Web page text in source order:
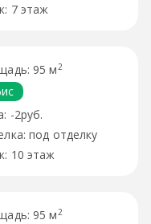
7 этаж
95 м 2
-2руб.
под отделку
10 этаж
95 м 2